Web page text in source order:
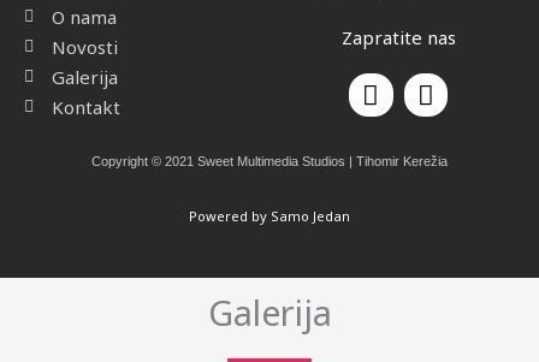
O nama
Novosti
Galerija
Kontakt
Zapratite nas
F
a
e
k
I
n
t
a
Copyright © 2021 Sweet Multimedia Studios | Tihomir Kerežia
Powered by Samo Jedan
Galerija